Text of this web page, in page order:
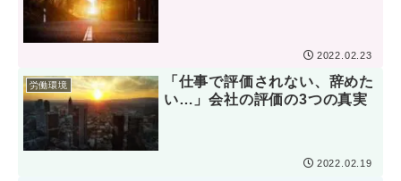
2022.02.23
労働環境
「仕事で評価されない、辞めた
い…」会社の評価の3つの真実
2022.02.19